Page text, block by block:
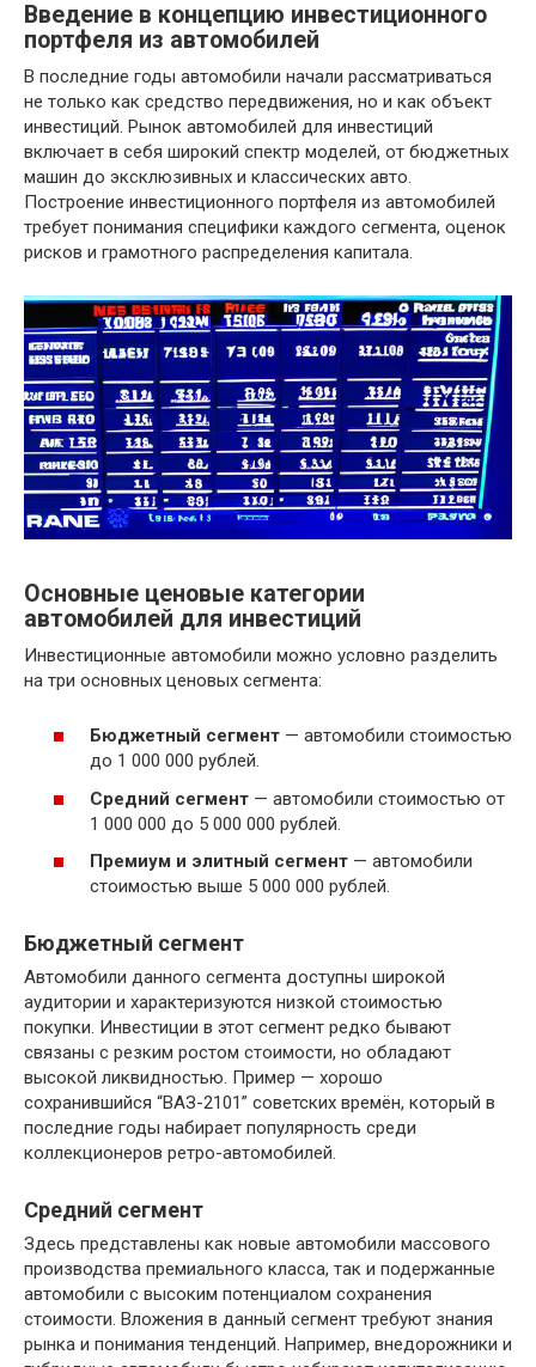
Введение в концепцию инвестиционного
портфеля из автомобилей
В последние годы автомобили начали рассматриваться
не только как средство передвижения, но и как объект
инвестиций. Рынок автомобилей для инвестиций
включает в себя широкий спектр моделей, от бюджетных
машин до эксклюзивных и классических авто.
Построение инвестиционного портфеля из автомобилей
требует понимания специфики каждого сегмента, оценок
рисков и грамотного распределения капитала.
Основные ценовые категории
автомобилей для инвестиций
Инвестиционные автомобили можно условно разделить
на три основных ценовых сегмента:
Бюджетный сегмент — автомобили стоимостью
до 1 000 000 рублей.
Средний сегмент — автомобили стоимостью от
1 000 000 до 5 000 000 рублей.
Премиум и элитный сегмент — автомобили
стоимостью выше 5 000 000 рублей.
Бюджетный сегмент
Автомобили данного сегмента доступны широкой
аудитории и характеризуются низкой стоимостью
покупки. Инвестиции в этот сегмент редко бывают
связаны с резким ростом стоимости, но обладают
высокой ликвидностью. Пример — хорошо
сохранившийся “ВАЗ-2101” советских времён, который в
последние годы набирает популярность среди
коллекционеров ретро-автомобилей.
Средний сегмент
Здесь представлены как новые автомобили массового
производства премиального класса, так и подержанные
автомобили с высоким потенциалом сохранения
стоимости. Вложения в данный сегмент требуют знания
рынка и понимания тенденций. Например, внедорожники и